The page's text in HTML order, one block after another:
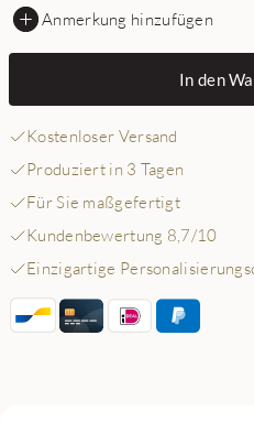
Anmerkung hinzufügen
In den
Kostenloser Versand
Produziert in 3 Tagen
Für Sie maßgefertigt
Kundenbewertung 8,7/10
Einzigartige